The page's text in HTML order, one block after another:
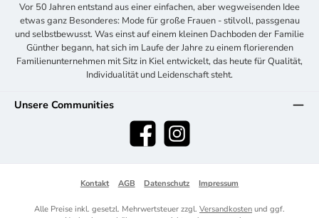
Vor 50 Jahren entstand aus einer einfachen, aber wegweisenden Idee
etwas ganz Besonderes: Mode für große Frauen - stilvoll, passgenau
und selbstbewusst. Was einst auf einem kleinen Dachboden der Familie
Günther begann, hat sich im Laufe der Jahre zu einem florierenden
Familienunternehmen mit Sitz in Kiel entwickelt, das heute für Qualität,
Individualität und Leidenschaft steht.
Unsere Communities
Facebook Instagram
Kontakt AGB Datenschutz Impressum
Alle Preise inkl. gesetzl. Mehrwertsteuer zzgl. Versandkosten und ggf.